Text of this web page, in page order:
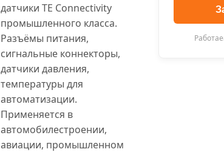
датчики TE Connectivity
промышленного класса.
Разъёмы питания,
сигнальные коннекторы,
датчики давления,
температуры для
автоматизации.
Применяется в
автомобилестроении,
авиации, промышленном